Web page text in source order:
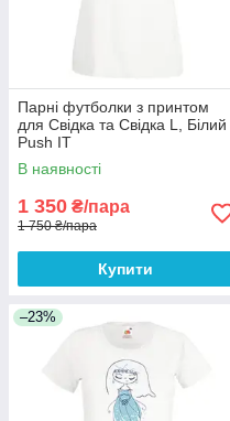
Парні футболки з принтом
для Свідка та Свідка L, Білий
Push IT
В наявності
1 350 ₴/пара
1 750 ₴/пара
Купити
–23%